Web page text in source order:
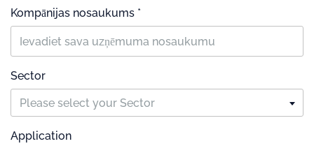
Kompānijas nosaukums *
Sector
Please select your Sector
Application